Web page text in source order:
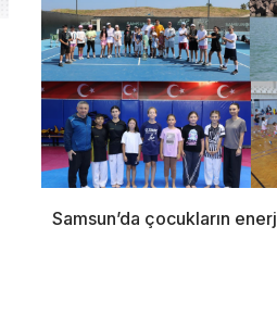
Samsun’da çocukların